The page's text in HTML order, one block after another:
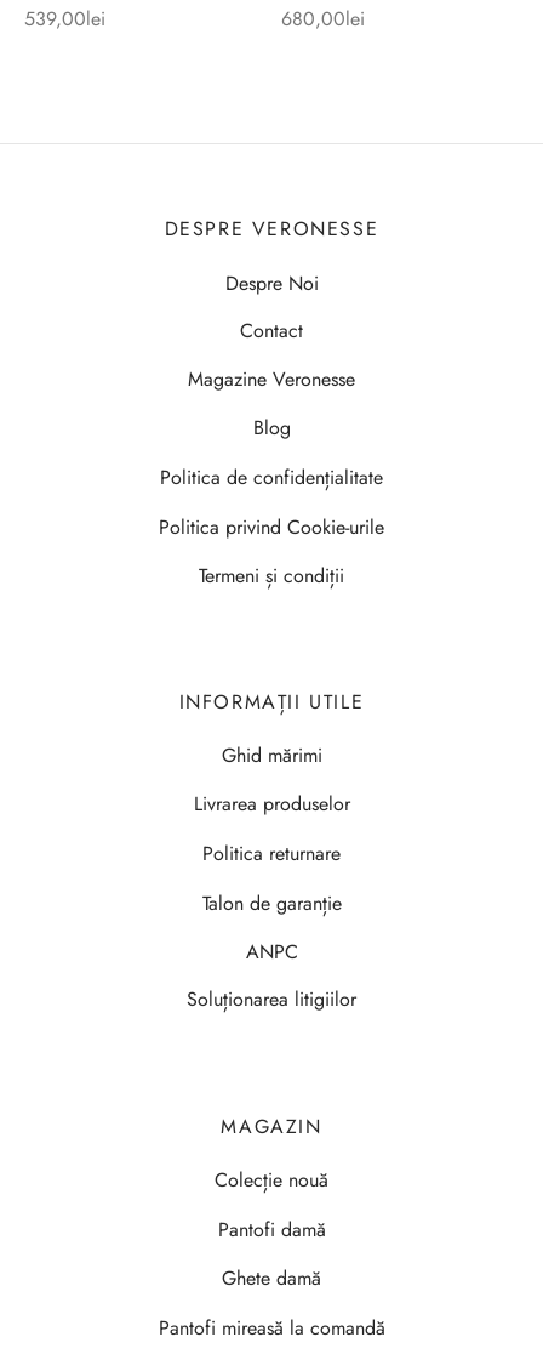
539,00lei
680,00lei
DESPRE VERONESSE
Despre Noi
Contact
Magazine Veronesse
Blog
Politica de confidențialitate
Politica privind Cookie-urile
Termeni și condiții
INFORMAȚII UTILE
Ghid mărimi
Livrarea produselor
Politica returnare
Talon de garanție
ANPC
Soluționarea litigiilor
MAGAZIN
Colecție nouă
Pantofi damă
Ghete damă
Pantofi mireasă la comandă